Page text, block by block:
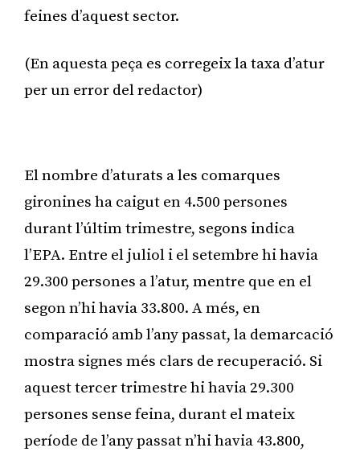
feines d’aquest sector.
(En aquesta peça es corregeix la taxa d’atur
per un error del redactor)
El nombre d’aturats a les comarques
gironines ha caigut en 4.500 persones
durant l’últim trimestre, segons indica
l’EPA. Entre el juliol i el setembre hi havia
29.300 persones a l’atur, mentre que en el
segon n’hi havia 33.800. A més, en
comparació amb l’any passat, la demarcació
mostra signes més clars de recuperació. Si
aquest tercer trimestre hi havia 29.300
persones sense feina, durant el mateix
període de l’any passat n’hi havia 43.800,